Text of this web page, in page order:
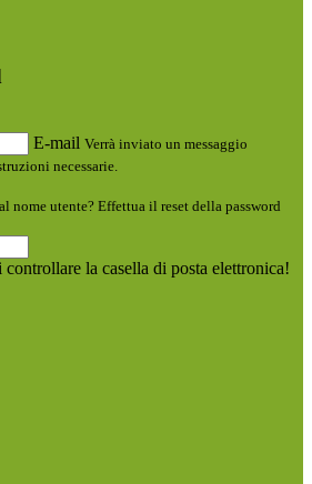
E-mail Verrà inviato un messaggio
necessarie.
nome utente? Effettua il reset della password
la casella di posta elettronica!